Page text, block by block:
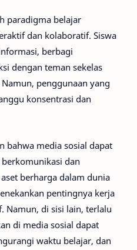
paradigma belajar
dan kolaboratif. Siswa
berbagi
dengan teman sekelas
penggunaan yang
konsentrasi dan
bahwa media sosial dapat
dan
berharga dalam dunia
pentingnya kerja
Namun, di sisi lain, terlalu
di media sosial dapat
waktu belajar, dan